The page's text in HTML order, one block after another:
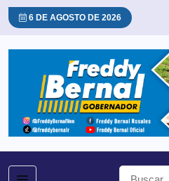
6 DE AGOSTO DE 2026